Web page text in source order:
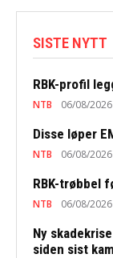
SISTE NYTT
RBK-profil
NTB 06/08/2026
Disse løper
NTB 06/08/2026
RBK-trøbbel
NTB 06/08/2026
Ny
siden sist